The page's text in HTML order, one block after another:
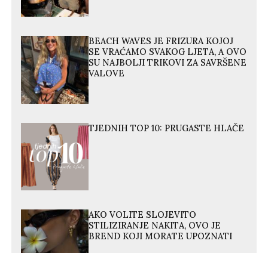
BEACH WAVES JE FRIZURA KOJOJ
SE VRAĆAMO SVAKOG LJETA, A OVO
SU NAJBOLJI TRIKOVI ZA SAVRŠENE
VALOVE
TJEDNIH TOP 10: PRUGASTE HLAČE
AKO VOLITE SLOJEVITO
STILIZIRANJE NAKITA, OVO JE
BREND KOJI MORATE UPOZNATI